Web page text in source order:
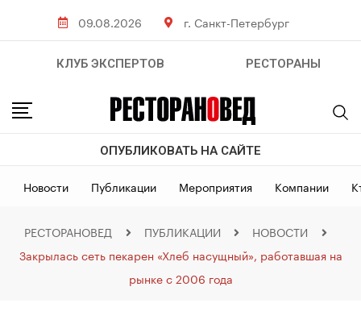
09.08.2026 г. Санкт-Петербург
КЛУБ ЭКСПЕРТОВ РЕСТОРАНЫ
ОПУБЛИКОВАТЬ НА САЙТЕ
Новости Публикации Мероприятия Компании
РЕСТОРАНОВЕД ПУБЛИКАЦИИ
НОВОСТИ
Закрылась сеть пекарен «Хлеб насущный», работавшая на
рынке с 2006 года